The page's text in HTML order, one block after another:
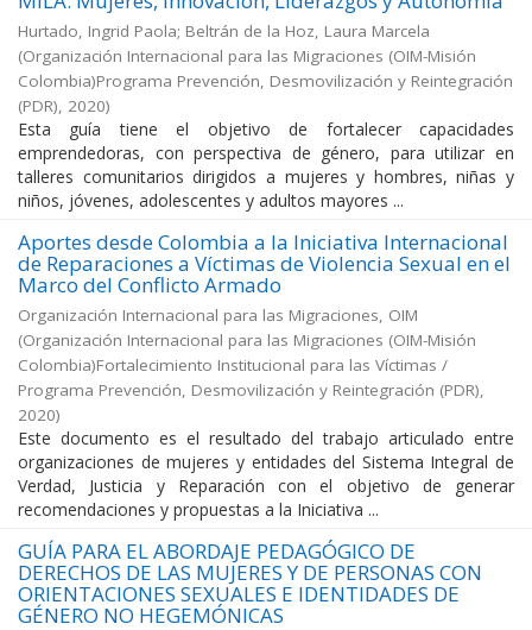
Hurtado, Ingrid Paola; Beltrán de la Hoz, Laura Marcela
(Organización Internacional para las Migraciones (OIM-Misión
Colombia)Programa Prevención, Desmovilización y Reintegración
(PDR), 2020)
Esta guía tiene el objetivo de fortalecer capacidades
emprendedoras, con perspectiva de género, para utilizar en
talleres comunitarios dirigidos a mujeres y hombres, niñas y
niños, jóvenes, adolescentes y adultos mayores ...
Aportes desde Colombia a la Iniciativa Internacional
de Reparaciones a Víctimas de Violencia Sexual en el
Marco del Conflicto Armado
Organización Internacional para las Migraciones, OIM
(Organización Internacional para las Migraciones (OIM-Misión
Colombia)Fortalecimiento Institucional para las Víctimas /
Programa Prevención, Desmovilización y Reintegración (PDR),
2020)
Este documento es el resultado del trabajo articulado entre
organizaciones de mujeres y entidades del Sistema Integral de
Verdad, Justicia y Reparación con el objetivo de generar
recomendaciones y propuestas a la Iniciativa ...
GUÍA PARA EL ABORDAJE PEDAGÓGICO DE
DERECHOS DE LAS MUJERES Y DE PERSONAS CON
ORIENTACIONES SEXUALES E IDENTIDADES DE
GÉNERO NO HEGEMÓNICAS